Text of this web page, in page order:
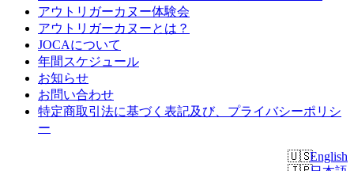
アウトリガーカヌー体験会
アウトリガーカヌーとは？
JOCAについて
年間スケジュール
お知らせ
お問い合わせ
特定商取引法に基づく表記及び、プライバシーポリシ
ー
English